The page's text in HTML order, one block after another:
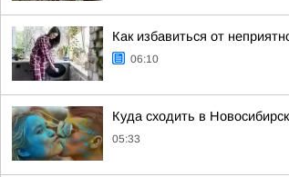
Как избавиться от
06:10
Куда сходить в
05:33